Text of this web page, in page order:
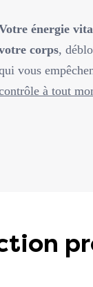
énergie
corps,
vous
à tout